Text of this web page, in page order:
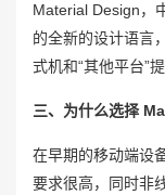
Material Design，
的全新的设计语言
式机和“其他平台”
三、为什么选择
在早期的移动端设
要求很高，同时非